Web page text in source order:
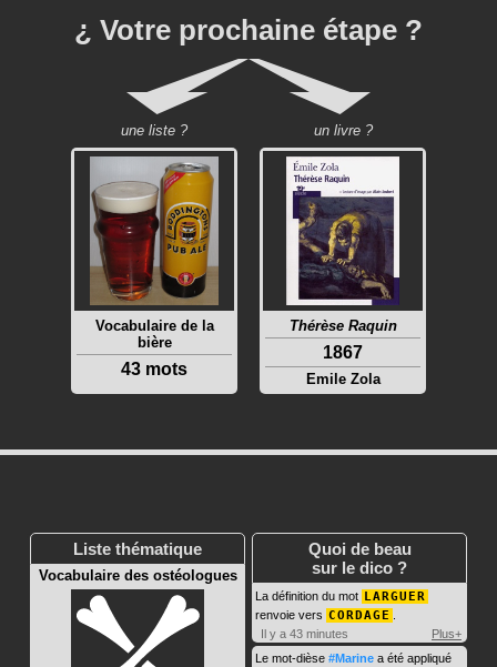
¿ Votre prochaine étape ?
une liste ?
Vocabulaire de la
bière
43 mots
un livre ?
Thérèse Raquin
1867
Emile Zola
Liste thématique
Vocabulaire des ostéologues
Quoi de beau
sur le dico ?
La définition du mot LARGUER
renvoie vers CORDAGE
Il y a 43 minutes
Plus+
Le mot-dièse #Marine a été appliqué